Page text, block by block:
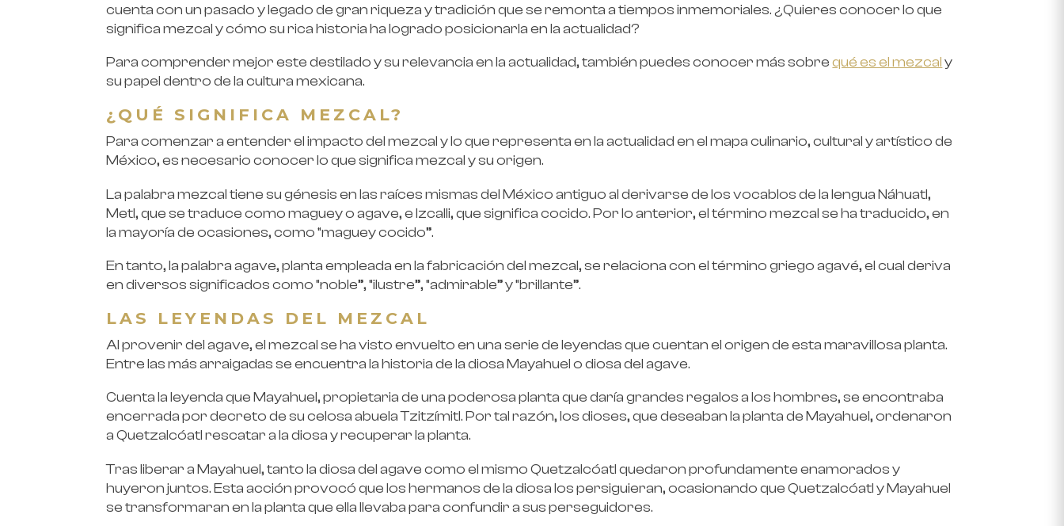
cuenta con un pasado y legado de gran riqueza y tradición que se remonta a tiempos inmemoriales. ¿Quieres conocer lo que
significa mezcal y cómo su rica historia ha logrado posicionarla en la actualidad?
Para comprender mejor este destilado y su relevancia en la actualidad, también puedes conocer más sobrequé es el mezcaly
su papel dentro de la cultura mexicana.
¿QUÉ SIGNIFICA MEZCAL?
Para comenzar a entender el impacto del mezcal y lo que representa en la actualidad en el mapa culinario, cultural y artístico de
México, es necesario conocer lo que significa mezcal y su origen.
La palabra mezcal tiene su génesis en las raíces mismas del México antiguo al derivarse de los vocablos de la lengua Náhuatl,
Metl, que se traduce como maguey o agave, e Izcalli, que significa cocido. Por lo anterior, el término mezcal se ha traducido, en
la mayoría de ocasiones, como “maguey cocido”.
En tanto, la palabra agave, planta empleada en la fabricación del mezcal, se relaciona con el término griego agavé, el cual deriva
en diversos significados como “noble”, “ilustre”, “admirable” y “brillante”.
LAS LEYENDAS DEL MEZCAL
Al provenir del agave, el mezcal se ha visto envuelto en una serie de leyendas que cuentan el origen de esta maravillosa planta.
Entre las más arraigadas se encuentra la historia de la diosa Mayahuel o diosa del agave.
Cuenta la leyenda que Mayahuel, propietaria de una poderosa planta que daría grandes regalos a los hombres, se encontraba
encerrada por decreto de su celosa abuela Tzitzímitl. Por tal razón, los dioses, que deseaban la planta de Mayahuel, ordenaron
a Quetzalcóatl rescatar a la diosa y recuperar la planta.
Tras liberar a Mayahuel, tanto la diosa del agave como el mismo Quetzalcóatl quedaron profundamente enamorados y
huyeron juntos. Esta acción provocó que los hermanos de la diosa los persiguieran, ocasionando que Quetzalcóatl y Mayahuel
se transformaran en la planta que ella llevaba para confundir a sus perseguidores.